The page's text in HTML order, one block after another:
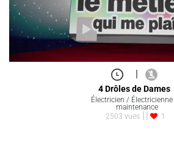
4 Drôles de Dames
Électricien / Électricienne
maintenance
2503 vues
1